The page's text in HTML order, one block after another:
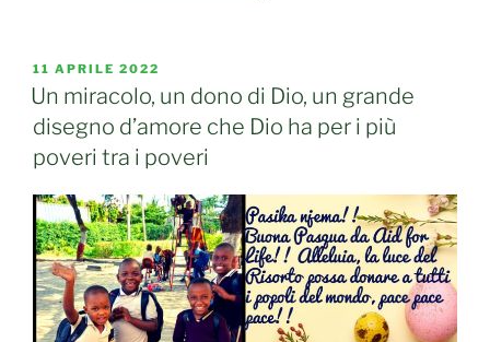
PUBBLICATO
IL
11 APRILE 2022
Un miracolo, un dono di Dio, un grande
disegno d’amore che Dio ha per i più
poveri tra i poveri